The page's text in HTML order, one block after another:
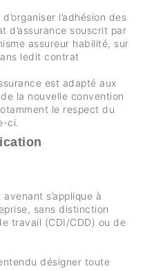
l’adhésion des
d’assurance souscrit par
assureur habilité, sur
ledit contrat
est adapté aux
la nouvelle convention
le respect du
ci.
s’applique à
sans distinction
travail (CDI/CDD) ou de
désigner toute